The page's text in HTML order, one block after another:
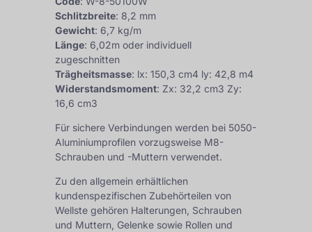
Schlitzbreite: 8,2 mm
Gewicht: 6,7 kg/m
Länge: 6,02m oder individuell
zugeschnitten
Trägheitsmasse: lx: 150,3 cm4 ly: 42,8 m4
Widerstandsmoment: Zx: 32,2 cm3 Zy:
16,6 cm3
Für sichere Verbindungen werden bei 5050-
Aluminiumprofilen vorzugsweise M8-
Schrauben und -Muttern verwendet.
Zu den allgemein erhältlichen
kundenspezifischen Zubehörteilen von
Wellste gehören Halterungen, Schrauben
und Muttern, Gelenke sowie Rollen und